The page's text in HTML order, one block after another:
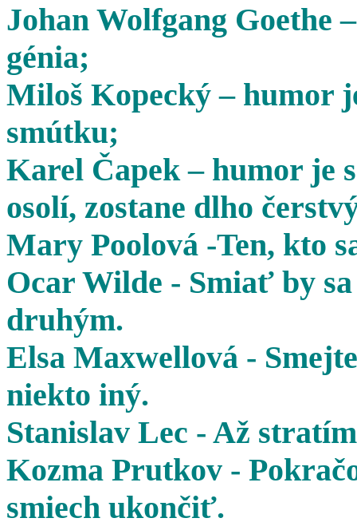
Johan Wolfgang Goethe
génia;
Miloš Kopecký – humor
smútku;
Karel Čapek – humor je
osolí, zostane dlho
Mary Poolová -Ten, kto
Ocar Wilde - Smiať by
druhým.
Elsa Maxwellová -
niekto iný.
Stanislav Lec - Až
Kozma Prutkov -
smiech ukončiť.